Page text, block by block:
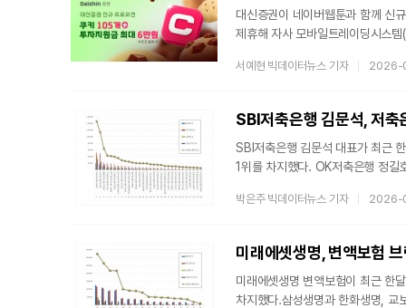
대신증권이 네이버웹툰과 함께 신
제휴해 자사 모바일트레이딩시스
앱의 쿠키오븐을 통해 크레온 계좌
이후 크레온 MTS 또는 홈페이지
서예현 빅데이터뉴스 기자 2026-
SBI저축은행 김문석 대표가 최근
1위를 차지했다. OK저축은행 정길
8월 5일까지 수집된 소비자 빅데
(7,093,047건) 대비 23.18% 증
확대됐다.연구소에 따르면 8월
박은주 빅데이터뉴스 기자 2026-
미래에셋생명, 변액보험
미래에셋생명 변액보험이 최근 한
차지했다.삼성생명과 한화생명, 교